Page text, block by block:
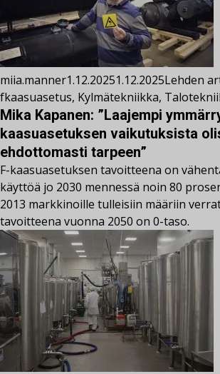
miia.manner1.12.20251.12.2025Lehden
fkaasuasetus, Kylmätekniikka,
Mika Kapanen: ”Laajempi
kaasuasetuksen vaikutuksista
ehdottomasti tarpeen”
F-kaasuasetuksen tavoitteena on
käyttöä jo 2030 mennessä noin 80
2013 markkinoille tulleisiin määriin
tavoitteena vuonna 2050 on 0-taso.